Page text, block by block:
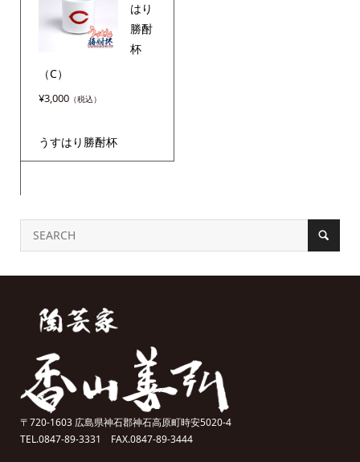
はり
勝酎
杯
（C）
¥3,000
うすはり勝酎杯
〒720-1603 広島県神石郡神石高原町時安5020-4
TEL.0847-89-3331 FAX.0847-89-3444